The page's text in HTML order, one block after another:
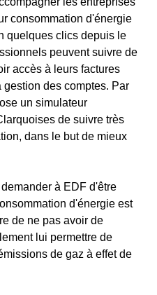
consommation d'énergie
quelques clics depuis le
peuvent suivre de
accès à leurs factures
des comptes. Par
un simulateur
de suivre très
dans le but de mieux
à EDF d'être
d'énergie est
de ne pas avoir de
lui permettre de
de gaz à effet de